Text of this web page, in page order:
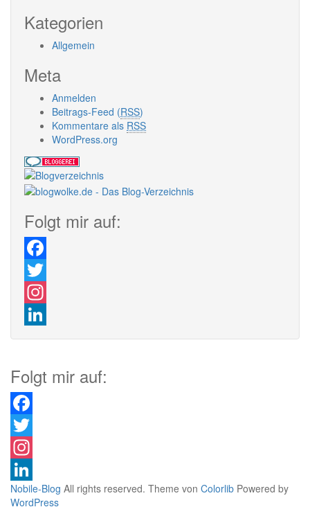
Kategorien
Allgemein
Meta
Anmelden
Beitrags-Feed (RSS)
Kommentare als RSS
WordPress.org
Folgt mir auf:
Facebook
Twitter
Instagram
LinkedIn
Folgt mir auf:
Facebook
Twitter
Instagram
LinkedIn
Nobile-Blog All rights reserved. Theme von Colorlib Powered by
WordPress